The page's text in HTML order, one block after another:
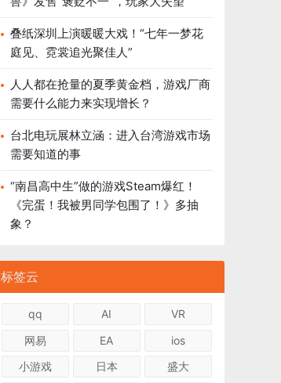
叠纸深圳上演暖暖大戏！“七年一梦花
庭见、霓裳追光聚佳人”
人人都在抢量的夏季黄金档，游戏厂商
需要什么能力来实现增长？
台北电玩展林立涵：进入台湾游戏市场
需要知道的事
“南昌高中生”做的游戏Steam爆红！
《完蛋！我被男同学包围了！》多抽
象？
标签云
qq AI
VR
网易
EA
ios
小游戏
日本
盛大